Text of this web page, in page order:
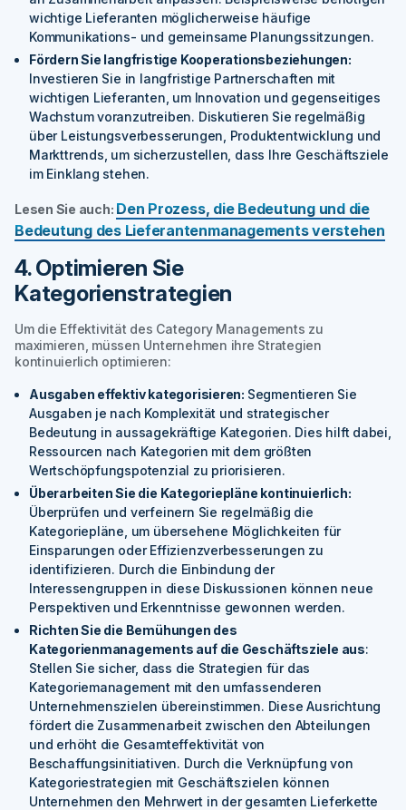
wichtige Lieferanten möglicherweise häufige
Kommunikations- und gemeinsame Planungssitzungen.
Fördern Sie langfristige Kooperationsbeziehungen:
Investieren Sie in langfristige Partnerschaften mit
wichtigen Lieferanten, um Innovation und gegenseitiges
Wachstum voranzutreiben. Diskutieren Sie regelmäßig
über Leistungsverbesserungen, Produktentwicklung und
Markttrends, um sicherzustellen, dass Ihre Geschäftsziele
im Einklang stehen.
Lesen Sie auch: Den Prozess, die Bedeutung und die
Bedeutung des Lieferantenmanagements verstehen
4. Optimieren Sie
Kategorienstrategien
Um die Effektivität des Category Managements zu
maximieren, müssen Unternehmen ihre Strategien
kontinuierlich optimieren:
Ausgaben effektiv kategorisieren: Segmentieren Sie
Ausgaben je nach Komplexität und strategischer
Bedeutung in aussagekräftige Kategorien. Dies hilft dabei,
Ressourcen nach Kategorien mit dem größten
Wertschöpfungspotenzial zu priorisieren.
Überarbeiten Sie die Kategoriepläne kontinuierlich:
Überprüfen und verfeinern Sie regelmäßig die
Kategoriepläne, um übersehene Möglichkeiten für
Einsparungen oder Effizienzverbesserungen zu
identifizieren. Durch die Einbindung der
Interessengruppen in diese Diskussionen können neue
Perspektiven und Erkenntnisse gewonnen werden.
Richten Sie die Bemühungen des
Kategorienmanagements auf die Geschäftsziele aus:
Stellen Sie sicher, dass die Strategien für das
Kategoriemanagement mit den umfassenderen
Unternehmenszielen übereinstimmen. Diese Ausrichtung
fördert die Zusammenarbeit zwischen den Abteilungen
und erhöht die Gesamteffektivität von
Beschaffungsinitiativen. Durch die Verknüpfung von
Kategoriestrategien mit Geschäftszielen können
Unternehmen den Mehrwert in der gesamten Lieferkette